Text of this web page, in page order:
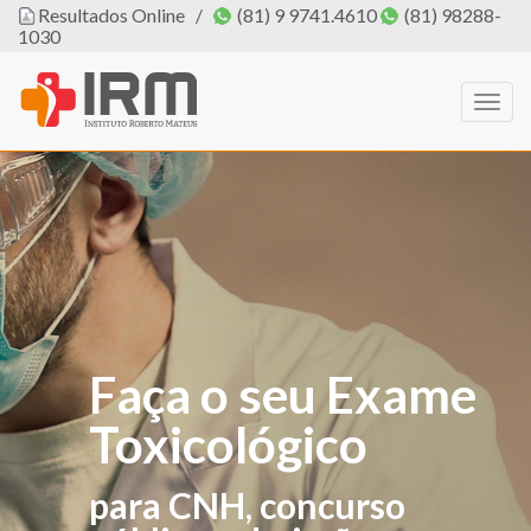
Resultados Online / (81) 9 9741.4610
(81) 98288-
1030
Faça o seu Exame
Toxicológico
para CNH, concurso
O IRM agora tem
PROFISSIONAL
DE EDUCAÇÃO